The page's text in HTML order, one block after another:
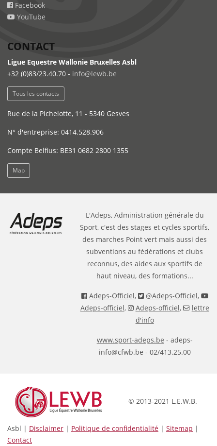
Facebook
YouTube
CONTACT
Ligue Equestre Wallonie Bruxelles Asbl
+32 (0)83/23.40.70 - info@lewb.be
Tous les contacts
Rue de la Pichelotte, 11 - 5340 Gesves
N° d'entreprise: 0414.528.906
Compte Belfius: BE31 0682 2800 1355
Map
L'Adeps, Administration générale du
Sport, c'est des stages et cycles sportifs,
des marches Point vert mais aussi des
subventions au fédérations et clubs
reconnus, des aides aux sportifs de
haut niveau, des formations...
Adeps-Officiel, @Adeps-Officiel,
Adeps-officiel, Adeps-officiel,
lettre
d'info
www.sport-adeps.be - adeps-
info@cfwb.be - 02/413.25.00
© 2013-2021 L.E.W.B.
Asbl | Disclaimer | Politique de confidentialité | Sitemap |
Contact